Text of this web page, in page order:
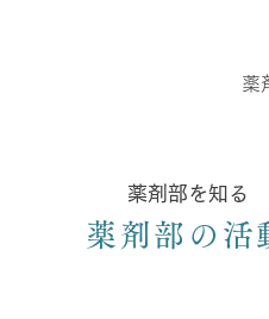
薬
薬剤部を知る
薬剤部の活